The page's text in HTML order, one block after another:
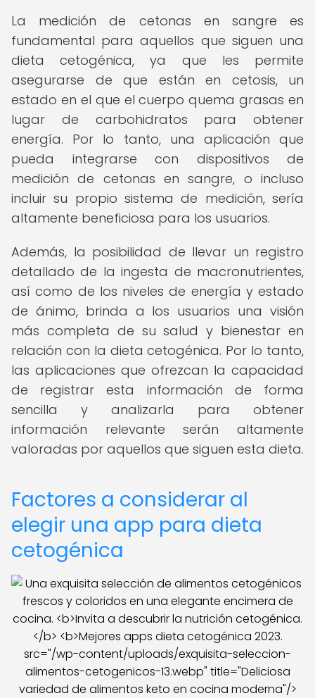
La medición de cetonas en sangre es
fundamental para aquellos que siguen una
dieta cetogénica, ya que les permite
asegurarse de que están en cetosis, un
estado en el que el cuerpo quema grasas en
lugar de carbohidratos para obtener
energía. Por lo tanto, una aplicación que
pueda integrarse con dispositivos de
medición de cetonas en sangre, o incluso
incluir su propio sistema de medición, sería
altamente beneficiosa para los usuarios.
Además, la posibilidad de llevar un registro
detallado de la ingesta de macronutrientes,
así como de los niveles de energía y estado
de ánimo, brinda a los usuarios una visión
más completa de su salud y bienestar en
relación con la dieta cetogénica. Por lo tanto,
las aplicaciones que ofrezcan la capacidad
de registrar esta información de forma
sencilla y analizarla para obtener
información relevante serán altamente
valoradas por aquellos que siguen esta dieta.
Factores a considerar al
elegir una app para dieta
cetogénica
src="/wp-content/uploads/exquisita-seleccion-
alimentos-cetogenicos-13.webp" title="Deliciosa
variedad de alimentos keto en cocina moderna"/>